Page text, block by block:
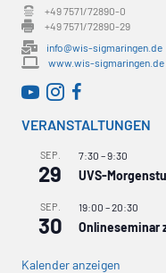
+49 7571/72890-0
+49 7571/72890-29
info@wis-sigmaringen.de
www.wis-sigmaringen.de
WirtschaftsRADAR bei
WirtschaftsRADAR
VERANSTALTUNGEN
SEP.
29
7:30 –9:30
UVS-
SEP.
30
19:00 –20:30
Onlineseminar
Kalender anzeigen